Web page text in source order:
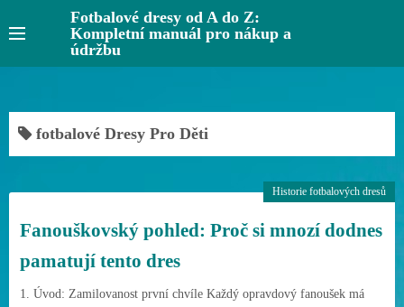
Fotbalové dresy od A do Z:
Kompletní manuál pro nákup a
údržbu
fotbalové Dresy Pro Děti
Fanouškovský pohled: Proč si mnozí dodnes
pamatují tento dres
1. Úvod: Zamilovanost první chvíle Každý opravdový fanoušek má
Historie fotbalových dresů